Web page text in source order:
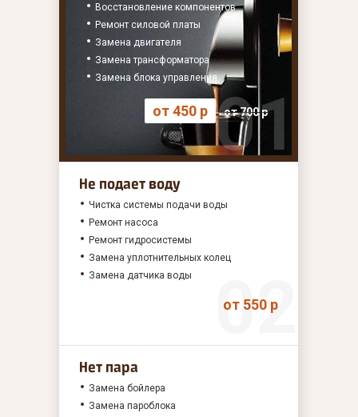
Восстановление компонентов
Ремонт силовой платы
Замена двигателя
Замена трансформатора
Замена блока управления
от 450 р от 700 р
Не подает воду
Чистка системы подачи воды
Ремонт насоса
Ремонт гидросистемы
Замена уплотнительных колец
Замена датчика воды
от 550 р
Нет пара
Замена бойлера
Замена пароблока